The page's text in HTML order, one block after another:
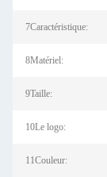
7Caractéristique:
8Matériel:
9Taille:
10Le logo:
11Couleur: